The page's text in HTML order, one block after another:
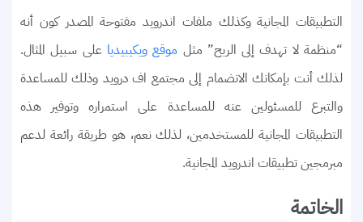
التطبيقات المجانية وكذلك ملفات اندرويد مفتوحة المصدر كون أنه
“منظمة لا تهدف إلى الربح” مثل موقع ويكيبيديا على سبيل المثال.
لذلك أنت بإمكانك الانضمام إلى مجتمع اف درويد وذلك للمساعدة
والتبرع للمسئولين عنه للمساعدة على استمراره وتوفير هذه
التطبيقات المجانية للمستخدمين، لذلك نعم، هو طريقة رائعة لدعم
مبرمجين تطبيقات اندرويد المجانية.
الخاتمة